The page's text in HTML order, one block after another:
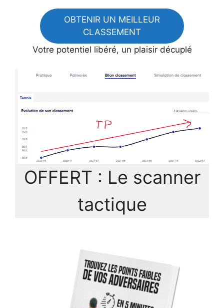
OBTENIR UN MEILLEUR
CLASSEMENT
Votre potentiel libéré, un plaisir décuplé
OFFERT : Le scanner
tactique